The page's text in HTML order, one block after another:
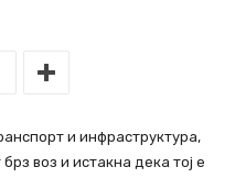
и инфраструктура,
воз и истакна дека тој е